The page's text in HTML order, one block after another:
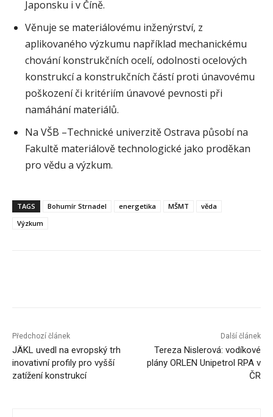
Japonsku i v Číně.
Věnuje se materiálovému inženýrství, z
aplikovaného výzkumu například mechanickému
chování konstrukčních ocelí, odolnosti ocelových
konstrukcí a konstrukčních částí proti únavovému
poškození či kritériím únavové pevnosti při
namáhání materiálů.
Na VŠB –Technické univerzitě Ostrava působí na
Fakultě materiálově technologické jako proděkan
pro vědu a výzkum.
TAGS Bohumír Strnadel energetika MŠMT
věda
Výzkum
Předchozí článek
JÄKL uvedl na evropský trh
inovativní profily pro vyšší
zatížení konstrukcí
Další článek
Tereza Nislerová: vodíkové
plány ORLEN Unipetrol RPA v
ČR